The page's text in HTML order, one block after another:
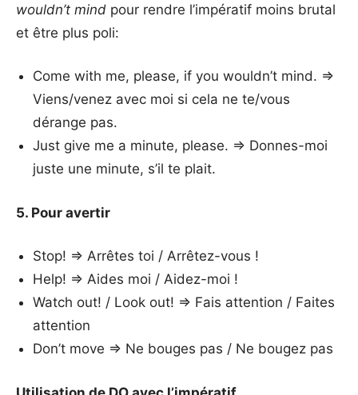
wouldn’t mind pour rendre l’impératif moins brutal
et être plus poli:
Come with me, please, if you wouldn’t mind. =>
Viens/venez avec moi si cela ne te/vous
dérange pas.
Just give me a minute, please. => Donnes-moi
juste une minute, s’il te plait.
5. Pour avertir
Stop! => Arrêtes toi / Arrêtez-vous !
Help! => Aides moi / Aidez-moi !
Watch out! / Look out! => Fais attention / Faites
attention
Don’t move => Ne bouges pas / Ne bougez pas